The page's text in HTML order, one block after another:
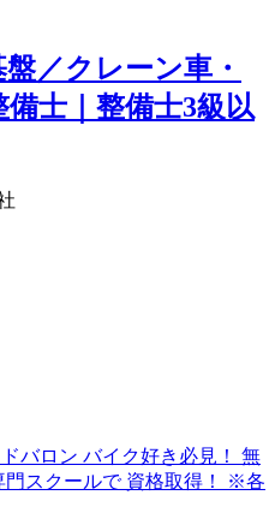
／クレーン車・
士｜整備士3級以